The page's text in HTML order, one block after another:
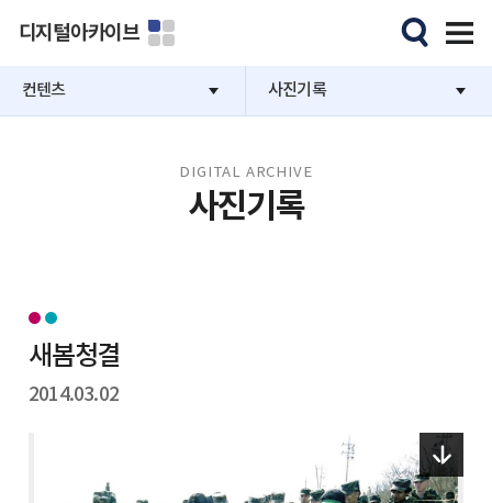
디지털아카이브
컨텐츠 사진기록
DIGITAL ARCHIVE
사진기록
새봄청결
2014.03.02